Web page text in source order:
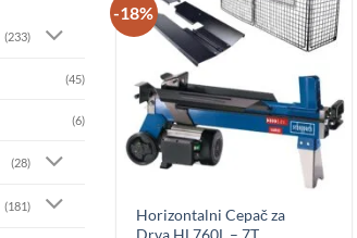
(233)
(45)
(6)
(28)
(181)
-18%
Dodaj u
Horizontalni Cepač za
Drva HL760L – 7T